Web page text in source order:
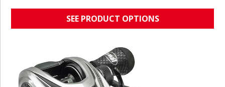
SEE PRODUCT OPTIONS